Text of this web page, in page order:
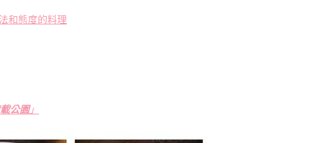
和態度的料理
公園」